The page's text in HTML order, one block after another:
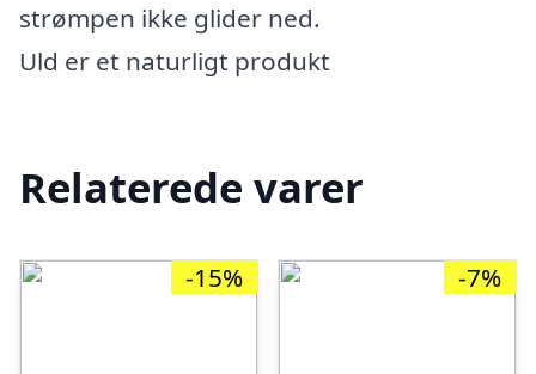
strømpen ikke glider ned.
Uld er et naturligt produkt
Relaterede varer
-15% -7%